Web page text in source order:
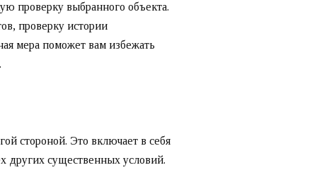
проверку выбранного объекта.
проверку истории
мера поможет вам избежать
стороной. Это включает в себя
других существенных условий.